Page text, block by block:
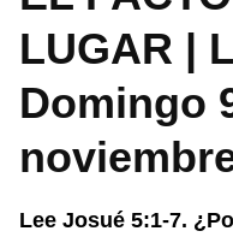
LUGAR |
Domingo
Lee Josué 5:1-7.